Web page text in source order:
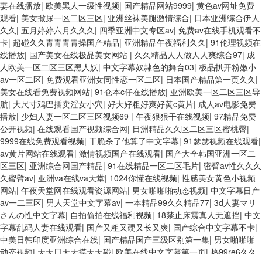
妻在线播放| 欧美黑人一级性视频| 国产精品网站9999| 黄色av网址免费
观看| 美女撒尿一区二区三区| 亚洲丝袜美腿激情综合| 日本亚洲综合伊人
久久| 五月婷婷六月久久久| 四季亚洲中文专区av| 免费av在线手机观看不
卡| 超碰久久青青青青操国产精品| 亚洲精品午夜福利久久| 91伦理视频在
线播放| 国产美女在线极品美女网站 | 久久精品人人做人人爽综合97| 成
人欧美一区二区三区黑人妖| 中文字幕奴隷色的舞台03| 极品扒开粉嫩小
av一区二区| 免费观看亚洲女同性恋一区二区| 日本国产精品第一页久久|
美女在线看免费视频网站| 91仓本c仔在线播放| 亚洲欧美一区二区三区导
航| 大尺寸鸡巴插卖淫女小穴| 好大好粗好爽好黄c黄片| 成人av电影免费
播放| 少妇人妻一区二区三区视频69 | 午夜狠狠干在线视频| 97精品免费
公开视频| 在线观看国产视频综合网| 日洲精品久久区二区三区蜜桃臀|
9999在线免费观看视频| 干脆杀了他算了中文字幕| 91瑟瑟视频在线观看|
av黄片网站在线观看| 激情视频国产在线观看| 国产大全韩国亚洲一区二
区三区| 亚洲综合网国产精品| 91在线精品一区二区毛片| 密臂av性久久久
久蜜臂av| 亚洲va在线va天堂| 1024你懂在线视频|性感美女黄色小视频
网站| 午夜天堂网在线观看资源网站| 男女啪啪啪动态视频| 中文字幕日产
av一二三区| 男人天堂中文字幕av| 一本精品99久久精品77| 3d人妻マリ
さんの性中文字幕| 自拍偷拍在线福利视频| 18禁止床震真人无遮挡| 中文
字幕乱码人妻在线观看| 国产又粗又硬又长又爽| 国产综合中文字幕不卡|
中美日韩印度亚洲综合在线| 国产精品国产三级区别第一集| 男女啪啪啪